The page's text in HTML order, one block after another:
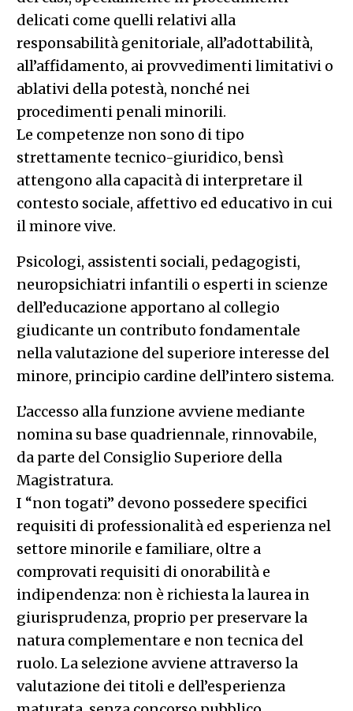
delicati come quelli relativi alla
responsabilità genitoriale, all’adottabilità,
all’affidamento, ai provvedimenti limitativi o
ablativi della potestà, nonché nei
procedimenti penali minorili.
Le competenze non sono di tipo
strettamente tecnico-giuridico, bensì
attengono alla capacità di interpretare il
contesto sociale, affettivo ed educativo in cui
il minore vive.
Psicologi, assistenti sociali, pedagogisti,
neuropsichiatri infantili o esperti in scienze
dell’educazione apportano al collegio
giudicante un contributo fondamentale
nella valutazione del superiore interesse del
minore, principio cardine dell’intero sistema.
L’accesso alla funzione avviene mediante
nomina su base quadriennale, rinnovabile,
da parte del Consiglio Superiore della
Magistratura.
I “non togati” devono possedere specifici
requisiti di professionalità ed esperienza nel
settore minorile e familiare, oltre a
comprovati requisiti di onorabilità e
indipendenza: non è richiesta la laurea in
giurisprudenza, proprio per preservare la
natura complementare e non tecnica del
ruolo. La selezione avviene attraverso la
valutazione dei titoli e dell’esperienza